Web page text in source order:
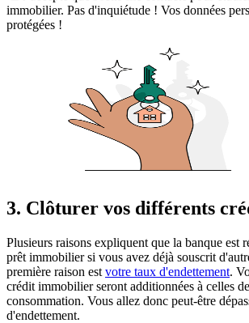
immobilier. Pas d'inquiétude ! Vos données
protégées !
3. Clôturer vos différents
Plusieurs raisons expliquent que la banque est
prêt immobilier si vous avez déjà souscrit
première raison est votre taux d'endettement.
crédit immobilier seront additionnées à celles
consommation. Vous allez donc peut-être
d'endettement.